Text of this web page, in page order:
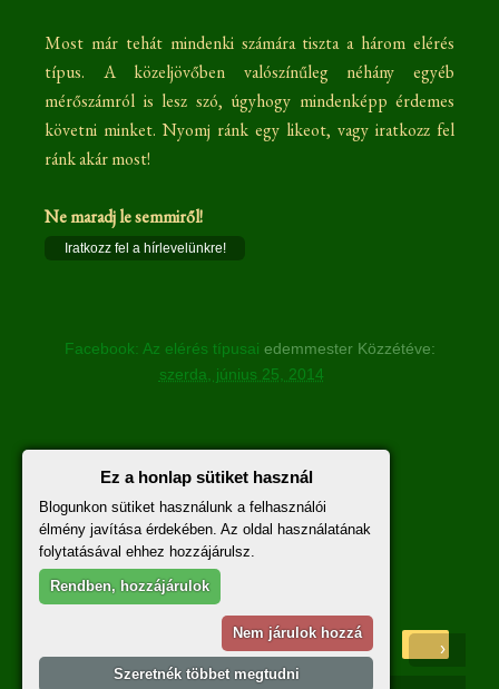
Most már tehát mindenki számára tiszta a három elérés
típus. A közeljövőben valószínűleg néhány egyéb
mérőszámról is lesz szó, úgyhogy mindenképp érdemes
követni minket. Nyomj ránk egy likeot, vagy iratkozz fel
ránk akár most!
Ne maradj le semmiről!
Iratkozz fel a hírlevelünkre!
Facebook: Az elérés típusai edemmester Közzétéve:
szerda, június 25, 2014
Nincsenek megjegyzések :
Megjegyzés küldése
A hozzászólásokra vonatkozó szabályzat
›
Főoldal
Ez a honlap sütiket használ
Blogunkon sütiket használunk a felhasználói
élmény javítása érdekében. Az oldal használatának
folytatásával ehhez hozzájárulsz.
Rendben, hozzájárulok
Nem járulok hozzá
Szeretnék többet megtudni